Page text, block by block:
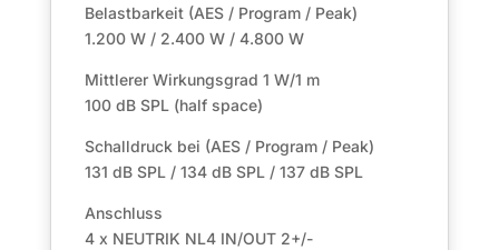
Belastbarkeit (AES / Program / Peak)
1.200 W / 2.400 W / 4.800 W
Mittlerer Wirkungsgrad 1 W/1 m
100 dB SPL (half space)
Schalldruck bei (AES / Program / Peak)
131 dB SPL / 134 dB SPL / 137 dB SPL
Anschluss
4 x NEUTRIK NL4 IN/OUT 2+/-